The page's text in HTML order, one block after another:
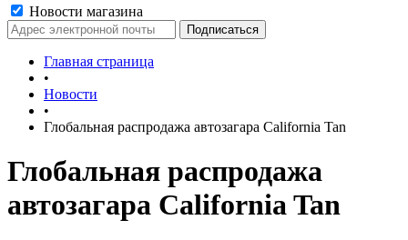
Новости магазина
Главная страница
•
Новости
•
Глобальная распродажа автозагара California Tan
Глобальная распродажа
автозагара California Tan